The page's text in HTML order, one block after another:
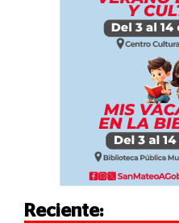
Reciente: